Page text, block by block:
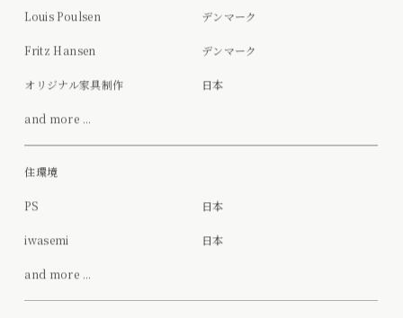
Louis Poulsen デンマーク
Fritz Hansen デンマーク
オリジナル家具制作 日本
and more ...
住環境
PS 日本
iwasemi 日本
and more ...